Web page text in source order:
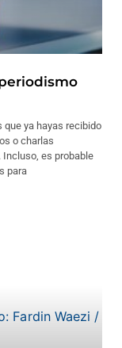
que ya hayas recibido
o charlas
es probable
para